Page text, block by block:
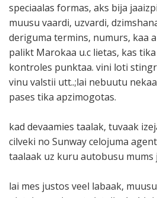
speciaalas formas, aks bija
muusu vaardi, uzvardi,
deriguma termins, numurs, kaa
palikt Marokaa u.c lietas, kas
kontroles punktaa. vini loti
vinu valstii utt..;lai nebuutu
pases tika apzimogotas.
kad devaamies taalak, tuvaak
cilveki no Sunway celojuma
taalaak uz kuru autobusu mums
lai mes justos veel labaak,